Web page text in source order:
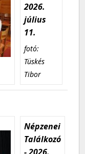
2026.
július
11.
fotó:
Tüskés
Tibor
Népzenei
Találkozó